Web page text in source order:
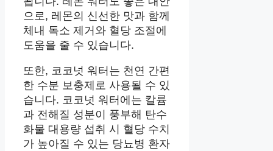
으로, 레몬의 신선한 맛과 함께
체내 독소 제거와 혈당 조절에
도움을 줄 수 있습니다.
또한, 코코넛 워터는 천연 간편
한 수분 보충제로 사용될 수 있
습니다. 코코넛 워터에는 칼륨
과 전해질 성분이 풍부해 탄수
화물 대용량 섭취 시 혈당 수치
가 높아질 수 있는 당뇨병 환자